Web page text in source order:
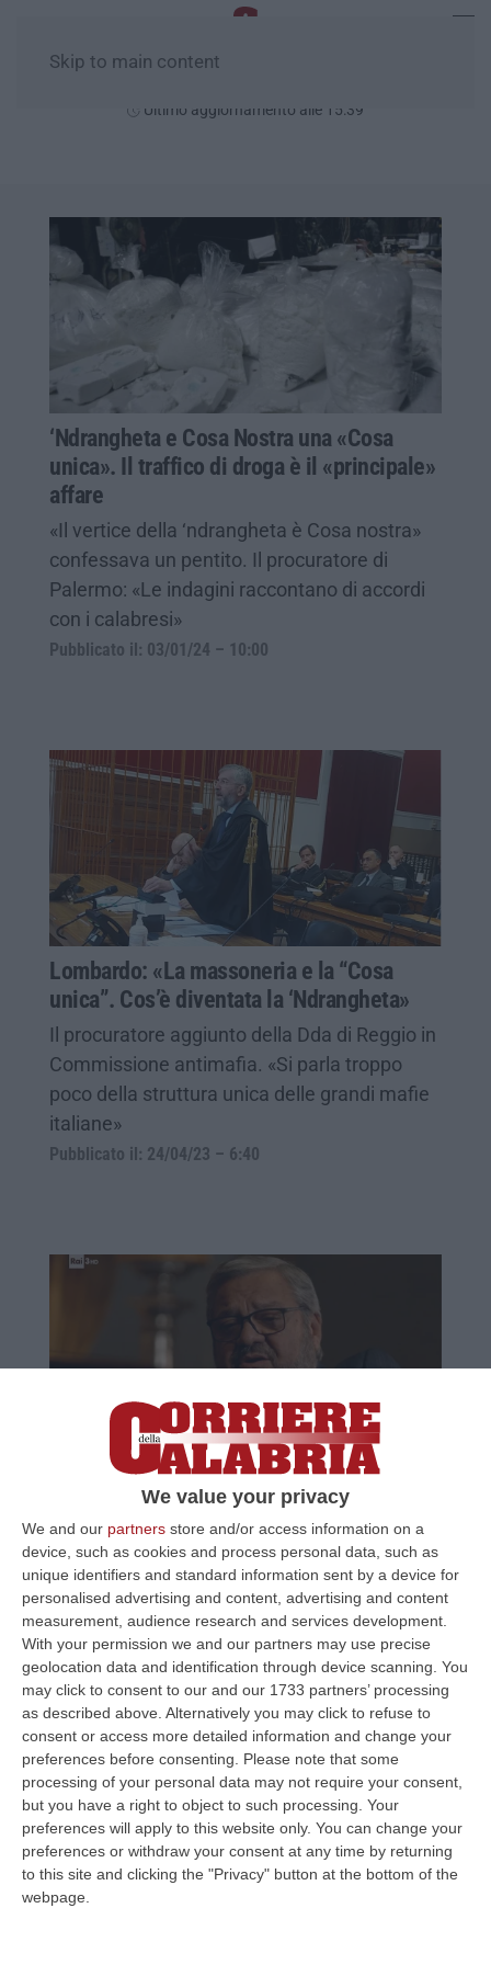
We value your privacy
We and our partners store and/or access information on a
device, such as cookies and process personal data, such as
unique identifiers and standard information sent by a device for
personalised advertising and content, advertising and content
measurement, audience research and services development.
With your permission we and our partners may use precise
geolocation data and identification through device scanning. You
may click to consent to our and our 1733 partners’ processing
as described above. Alternatively you may click to refuse to
consent or access more detailed information and change your
preferences before consenting. Please note that some
processing of your personal data may not require your consent,
but you have a right to object to such processing. Your
preferences will apply to this website only. You can change your
preferences or withdraw your consent at any time by returning
to this site and clicking the "Privacy" button at the bottom of the
webpage.
Skip to main content
Ultimo aggiornamento alle 15:39
‘Ndrangheta e Cosa Nostra una «Cosa
unica». Il traffico di droga è il «principale»
affare
«Il vertice della ‘ndrangheta è Cosa nostra»
confessava un pentito. Il procuratore di
Palermo: «Le indagini raccontano di accordi
con i calabresi»
Pubblicato il: 03/01/24 – 10:00
Lombardo: «La massoneria e la “Cosa
unica”. Cos’è diventata la ‘Ndrangheta»
Il procuratore aggiunto della Dda di Reggio in
Commissione antimafia. «Si parla troppo
poco della struttura unica delle grandi mafie
italiane»
Pubblicato il: 24/04/23 – 6:40
L’ex agente del Sismi e l’incontro a Roma
per destabilizzare lo Stato. «C’era il gotha
della ‘ndrangheta»
Il racconto di Massimo Pizza a Report: «Clan
calabresi e siciliani sono la stessa cosa. A
quel summit anche politici, massoni ed
eversori di destra»
Pubblicato il: 07/01/23 – 13:33